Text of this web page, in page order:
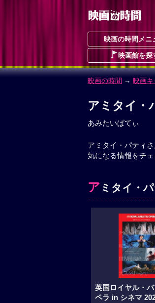
映画の時間メニ
映画館を探
映画の時間 → 映画キ
アミタイ・
あみたいぱてぃ
アミタイ・パティ
気になる情報をチェ
ア ミタイ・
英国ロイヤル・
ペラ in シネマ